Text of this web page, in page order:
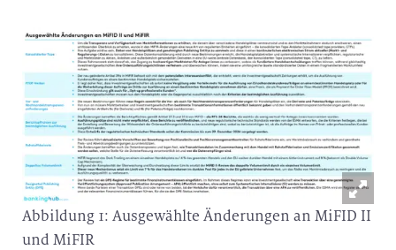
Abbildung 1: Ausgewählte Änderungen an MiFID II
und MiFIR